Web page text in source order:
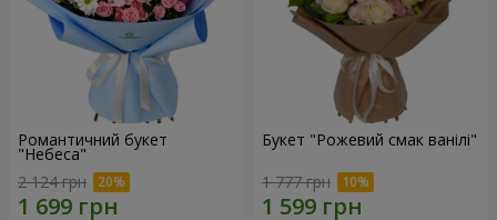
Романтичний букет
"Небеса"
2 124 грн
Букет "Рожевий смак ванілі"
1 777 грн